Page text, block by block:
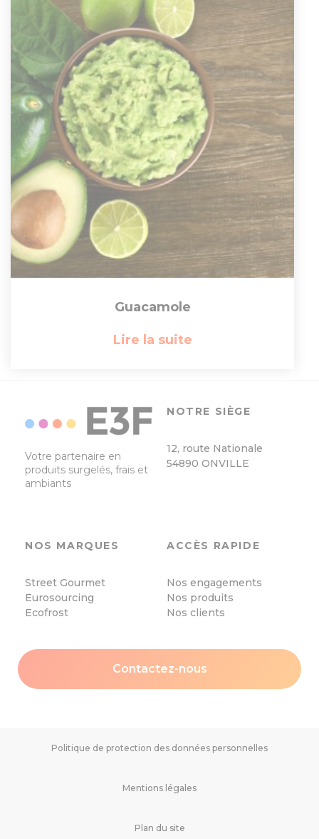
Guacamole
Lire la suite
Votre partenaire en
produits surgelés, frais et
ambiants
NOTRE SIÈGE
12, route Nationale
54890 ONVILLE
NOS MARQUES
Street Gourmet
Eurosourcing
Ecofrost
ACCÈS RAPIDE
Nos engagements
Nos produits
Nos clients
Contactez-nous
Politique de protection des données personnelles
Mentions légales
Plan du site